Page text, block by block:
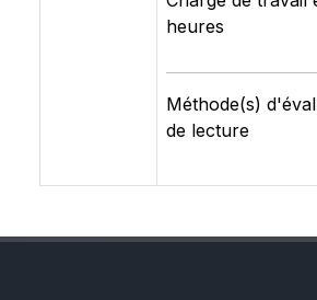
heures
Méthode(s)
de lecture